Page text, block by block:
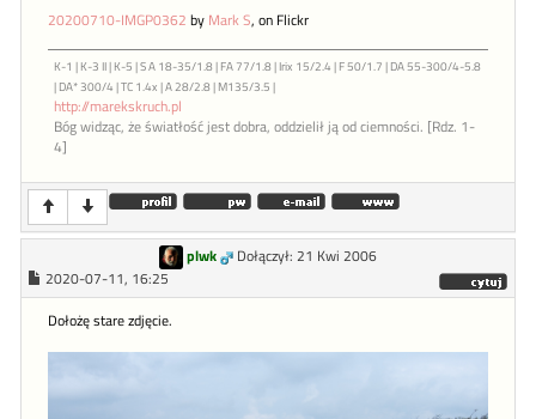
20200710-IMGP0362 by Mark S, on Flickr
K-1 | K-3 II | K-5 | S A 18-35/1.8 | FA 77/1.8 | Irix 15/2.4 | F 50/1.7 | DA 55-300/4-5.8
| DA* 300/4 | TC 1.4x | A 28/2.8 | M135/3.5 |
http://marekskruch.pl
Bóg widząc, że światłość jest dobra, oddzielił ją od ciemności. [Rdz. 1-
4]
plwk
Dołączył: 21 Kwi 2006
2020-07-11, 16:25
Dołożę stare zdjęcie.